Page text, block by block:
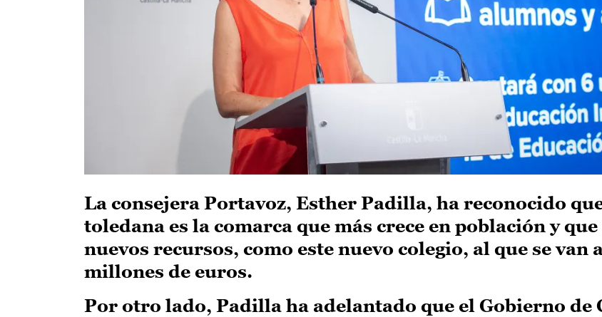
La consejera Portavoz, Esther Padilla, ha reconocido
toledana es la comarca que más crece en población y
nuevos recursos, como este nuevo colegio, al que se van
millones de euros.
Por otro lado, Padilla ha adelantado que el Gobierno de